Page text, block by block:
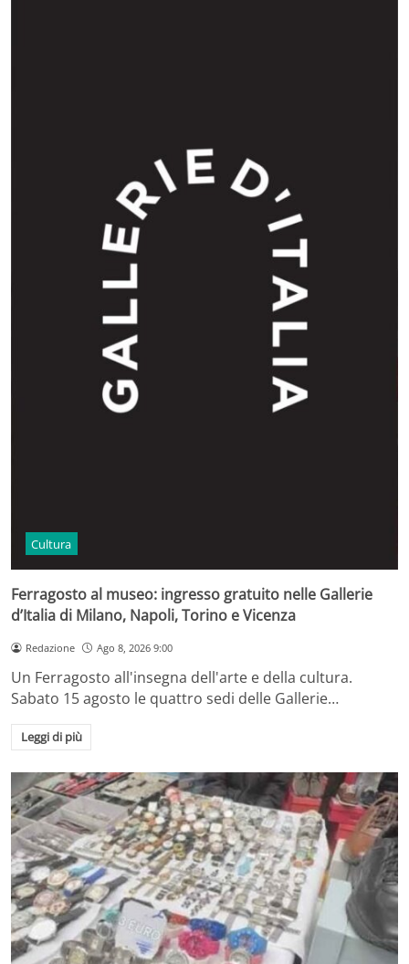
Cultura
Ferragosto al museo: ingresso gratuito nelle Gallerie
d’Italia di Milano, Napoli, Torino e Vicenza
Redazione Ago 8, 2026 9:00
Un Ferragosto all'insegna dell'arte e della cultura.
Sabato 15 agosto le quattro sedi delle Gallerie…
Leggi di più